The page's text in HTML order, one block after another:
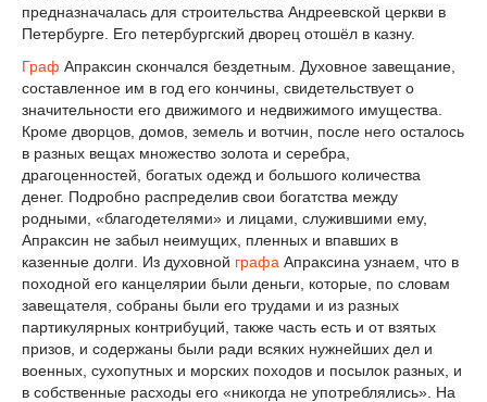
предназначалась для строительства Андреевской церкви в
Петербурге. Его петербургский дворец отошёл в казну.
Граф Апраксин скончался бездетным. Духовное завещание,
составленное им в год его кончины, свидетельствует о
значительности его движимого и недвижимого имущества.
Кроме дворцов, домов, земель и вотчин, после него осталось
в разных вещах множество золота и серебра,
драгоценностей, богатых одежд и большого количества
денег. Подробно распределив свои богатства между
родными, «благодетелями» и лицами, служившими ему,
Апраксин не забыл неимущих, пленных и впавших в
казенные долги. Из духовной графа Апраксина узнаем, что в
походной его канцелярии были деньги, которые, по словам
завещателя, собраны были его трудами и из разных
партикулярных контрибуций, также часть есть и от взятых
призов, и содержаны были ради всяких нужнейших дел и
военных, сухопутных и морских походов и посылок разных, и
в собственные расходы его «никогда не употреблялись». На